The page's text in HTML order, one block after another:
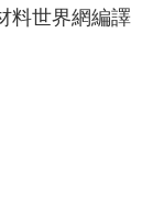
料世界網編譯